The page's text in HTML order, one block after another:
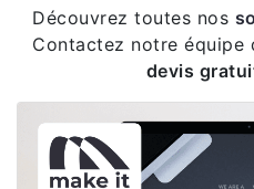
Découvrez toutes nos
Contactez notre
devis